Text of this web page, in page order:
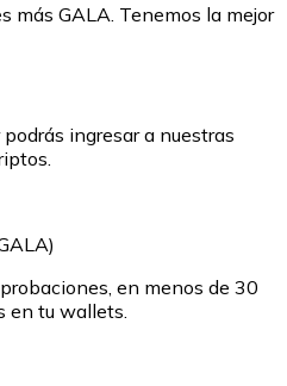
más GALA. Tenemos la mejor
ingresar a nuestras
en menos de 30
en tu wallets.